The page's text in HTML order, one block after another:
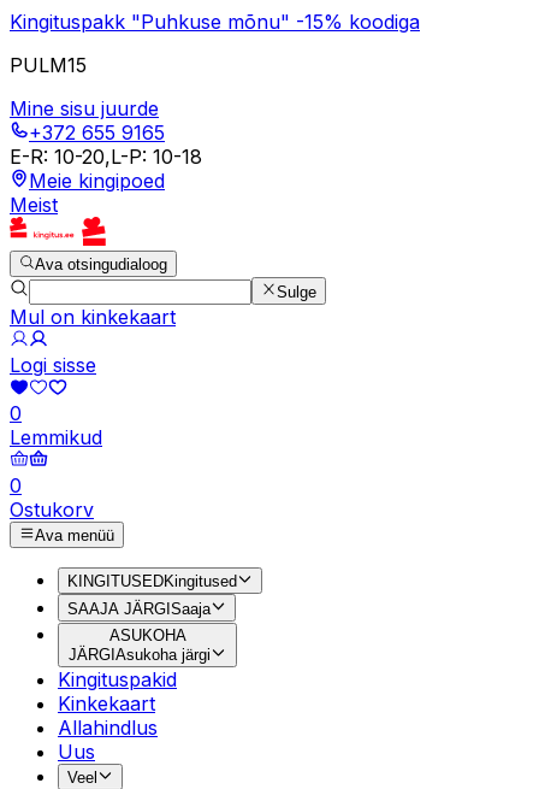
Kingituspakk "Puhkuse mõnu" -15% koodiga
PULM15
Mine sisu juurde
+372 655 9165
E-R: 10-20,L-P: 10-18
Meie kingipoed
Meist
Ava otsingudialoog
Sulge
Mul on kinkekaart
Logi sisse
0
Lemmikud
0
Ostukorv
Ava menüü
KINGITUSEDKingitused
SAAJA JÄRGISaaja
ASUKOHA
JÄRGI Asukoha järgi
Kingituspakid
Kinkekaart
Allahindlus
Uus
Veel